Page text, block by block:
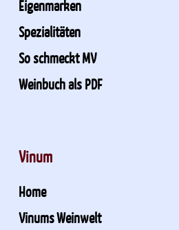
Eigenmarken
Spezialitäten
So schmeckt MV
Weinbuch als PDF
Vinum
Home
Vinums Weinwelt